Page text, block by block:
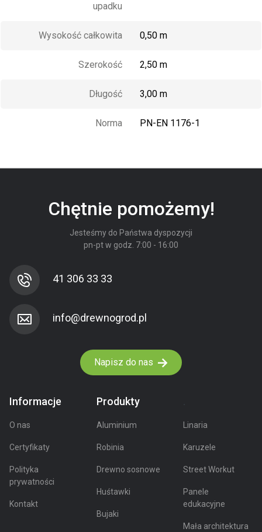
upadku
Wysokość całkowita 0,50 m
Szerokość 2,50 m
Długość 3,00 m
Norma PN-EN 1176-1
Chętnie pomożemy!
Jesteśmy do Państwa dyspozycji
pn-pt w godz. 7:00 - 16:00
41 306 33 33
Napisz do nas
Informacje
O nas
Certyfikaty
Polityka
prywatności
Kontakt
Produkty
Aluminium
Robinia
Drewno sosnowe
Huśtawki
Bujaki
Linaria
Karuzele
Street Workut
Panele
edukacyjne
Mała architektura